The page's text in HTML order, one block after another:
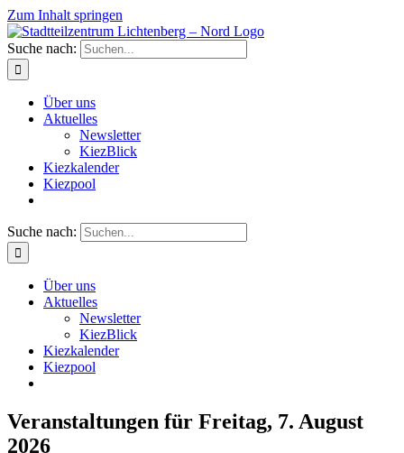
Zum Inhalt springen
Suche nach:
Über uns
Aktuelles
Newsletter
KiezBlick
Kiezkalender
Kiezpool
Suche nach:
Über uns
Aktuelles
Newsletter
KiezBlick
Kiezkalender
Kiezpool
Veranstaltungen für Freitag, 7. August
2026